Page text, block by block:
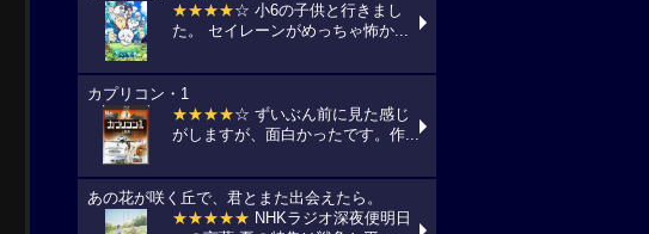
★★★★☆ 小6の子供と行きまし
た。 セイレーンがめっちゃ怖か...
カプリコン・1
★★★★☆ ずいぶん前に見た感じ
がしますが、面白かったです。作...
あの花が咲く丘で、君とまた出会えたら。
★★★★★ NHKラジオ深夜便明日